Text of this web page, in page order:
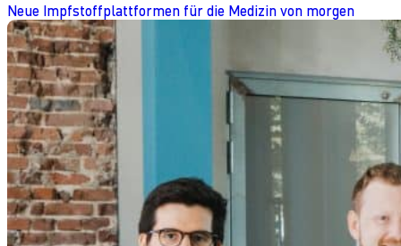
Neue Impfstoffplattformen für die Medizin von morgen